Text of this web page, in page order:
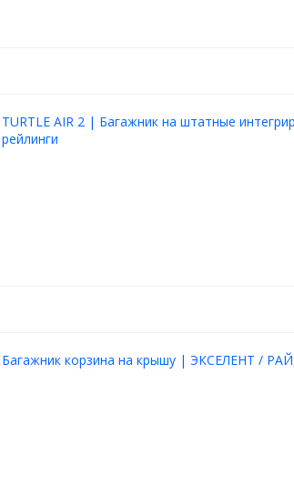
TURTLE AIR 2 | Багажник на штатные
рейлинги
Багажник корзина на крышу | ЭКСЕЛЕНТ /